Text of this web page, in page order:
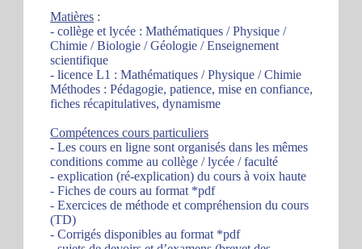
Matières :
- collège et lycée : Mathématiques / Physique /
Chimie / Biologie / Géologie / Enseignement
scientifique
- licence L1 : Mathématiques / Physique / Chimie
Méthodes : Pédagogie, patience, mise en confiance,
fiches récapitulatives, dynamisme
Compétences cours particuliers
- Les cours en ligne sont organisés dans les mêmes
conditions comme au collège / lycée / faculté
- explication (ré-explication) du cours à voix haute
- Fiches de cours au format *pdf
- Exercices de méthode et compréhension du cours
(TD)
- Corrigés disponibles au format *pdf